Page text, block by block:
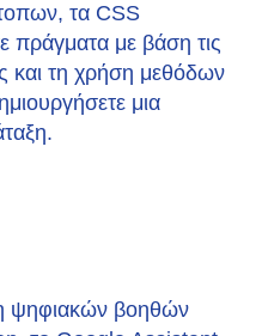
τα CSS
πράγματα με βάση τις
και τη χρήση μεθόδων
μια
ψηφιακών βοηθών